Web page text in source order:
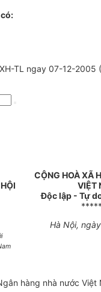
TL ngay 07-12-2005
CỘNG HOÀ XÃ
VIỆT
Độc lập - Tự
Hà Nội,
hàng nhà nước Việt